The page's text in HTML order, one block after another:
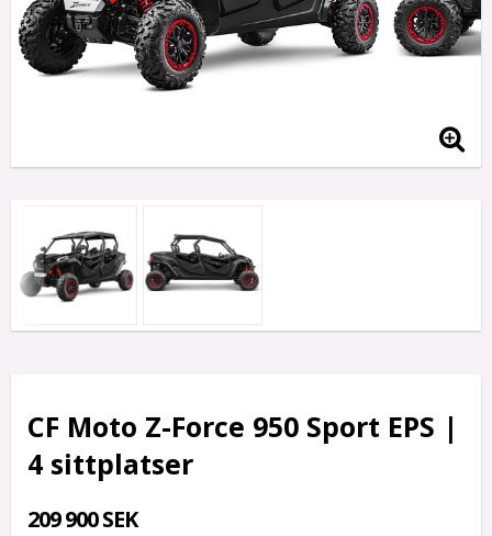
CF Moto Z-Force 950 Sport EPS |
4 sittplatser
209 900 SEK